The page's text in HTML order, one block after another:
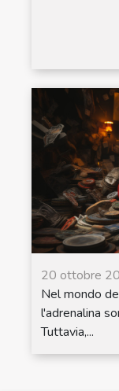
20 ottobre
Nel mondo
l'adrenalina
Tuttavia,...